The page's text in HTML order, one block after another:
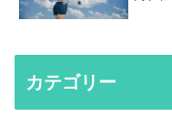
カテゴリー